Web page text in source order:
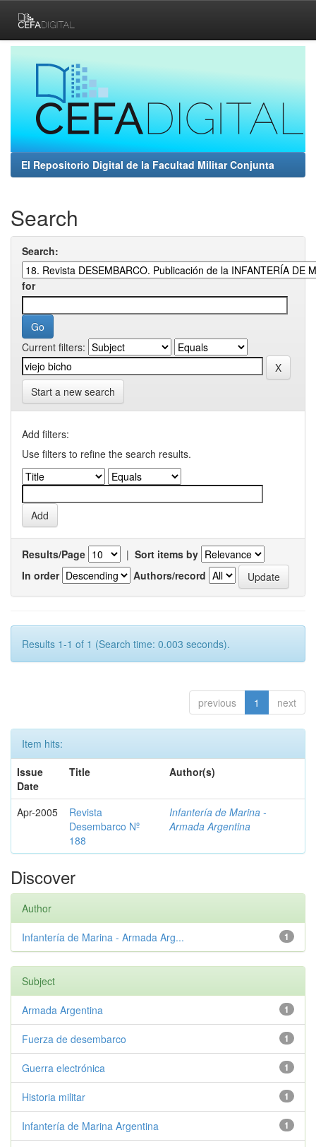
navigation
El Repositorio Digital de la Facultad Militar Conjunta
Search
Search:
for
Current filters:
Start a new search
Add filters:
Use filters to refine the search results.
Results/Page | Sort items by
In order
Authors/record
Results 1-1 of 1 (Search time: 0.003 seconds).
previous 1 next
Item hits:
Issue
Date
Title Author(s)
Apr-2005
Revista
Desembarco Nº
188
Infantería de Marina -
Armada Argentina
Discover
Author
1
Infantería de Marina - Armada Arg...
Subject
1
Armada Argentina
1
Fuerza de desembarco
1
Guerra electrónica
1
Historia militar
1
Infantería de Marina Argentina